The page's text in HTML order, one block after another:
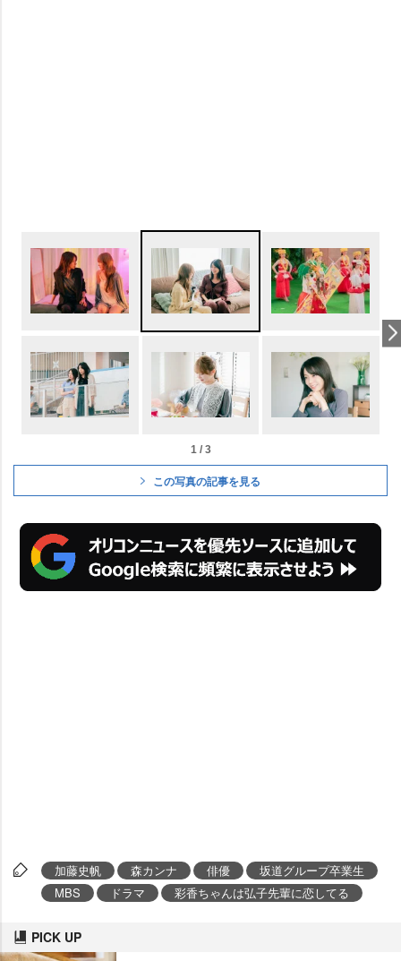
1 / 3
この写真の記事を見る
加藤史帆 森カンナ 俳優
坂道グループ卒業生
MBS
ドラマ 彩香ちゃんは弘子先輩に恋してる
PICK UP